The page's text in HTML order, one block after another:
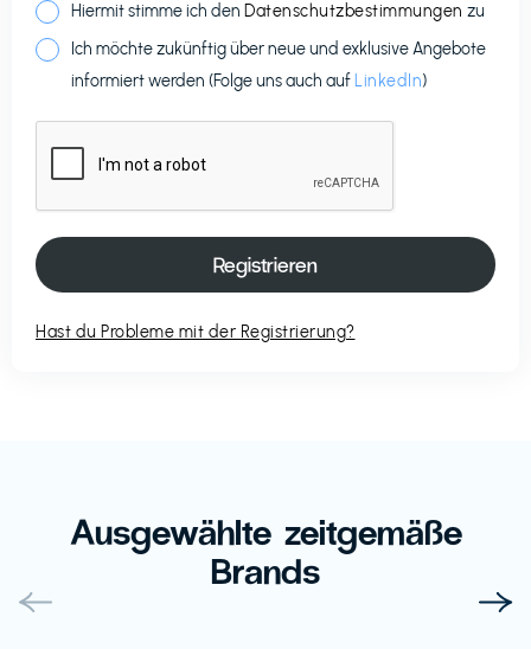
Hiermit stimme ich den Datenschutzbestimmungen zu
Ich möchte zukünftig über neue und exklusive Angebote
informiert werden (Folge uns auch auf LinkedIn)
Hast du Probleme mit der Registrierung?
Ausgewählte zeitgemäße
Brands